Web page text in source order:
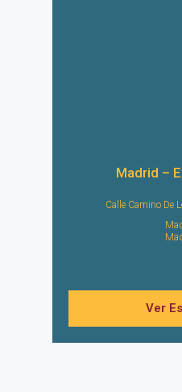
Madrid –
Calle Camino De
Ver